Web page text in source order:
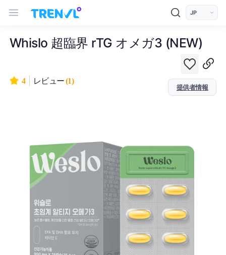
언어 선택
Whislo 超臨界 rTG オメガ3 (NEW)
提供者情報
4 レビュー(1)